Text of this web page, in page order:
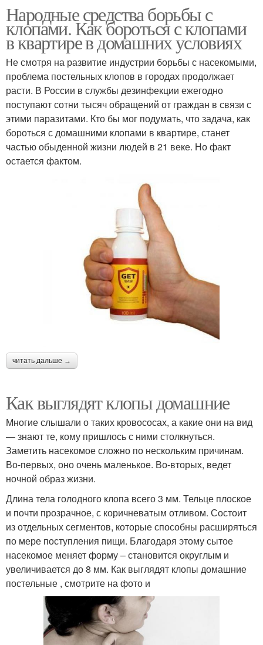
Народные средства борьбы с
клопами. Как бороться с клопами
в квартире в домашних условиях
Не смотря на развитие индустрии борьбы с насекомыми,
проблема постельных клопов в городах продолжает
расти. В России в службы дезинфекции ежегодно
поступают сотни тысяч обращений от граждан в связи с
этими паразитами. Кто бы мог подумать, что задача, как
бороться с домашними клопами в квартире, станет
частью обыденной жизни людей в 21 веке. Но факт
остается фактом.
читать дальше →
Как выглядят клопы домашние
Многие слышали о таких кровососах, а какие они на вид
— знают те, кому пришлось с ними столкнуться.
Заметить насекомое сложно по нескольким причинам.
Во-первых, оно очень маленькое. Во-вторых, ведет
ночной образ жизни.
Длина тела голодного клопа всего 3 мм. Тельце плоское
и почти прозрачное, с коричневатым отливом. Состоит
из отдельных сегментов, которые способны расширяться
по мере поступления пищи. Благодаря этому сытое
насекомое меняет форму – становится округлым и
увеличивается до 8 мм. Как выглядят клопы домашние
постельные , смотрите на фото и